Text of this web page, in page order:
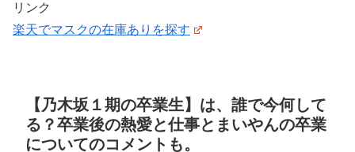
リンク
楽天でマスクの在庫ありを探す
【乃木坂１期の卒業生】は、誰で今何して
る？卒業後の熱愛と仕事とまいやんの卒業
についてのコメントも。